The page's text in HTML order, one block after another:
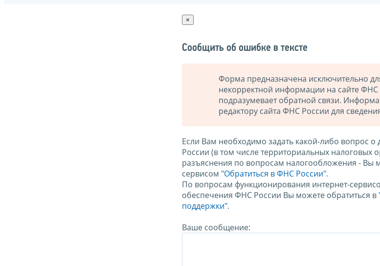
×
Сообщить об ошибке в тексте
Форма предназначена исключительно
некорректной информации на сайте ФНС
подразумевает обратной связи.
редактору сайта ФНС России для
Если Вам необходимо задать какой-либо вопрос о
России (в том числе территориальных налоговых
разъяснения по вопросам налогообложения - Вы
сервисом "Обратиться в ФНС России".
По вопросам функционирования интернет-
обеспечения ФНС России Вы можете обратиться в
поддержки".
Ваше сообщение: